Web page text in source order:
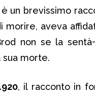
un brevissimo
morire, aveva
non se la
sua morte.
, il racconto in